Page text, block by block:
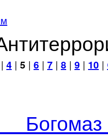
| 4 | 5 | 6 | 7 | 8 | 9 | 10 |